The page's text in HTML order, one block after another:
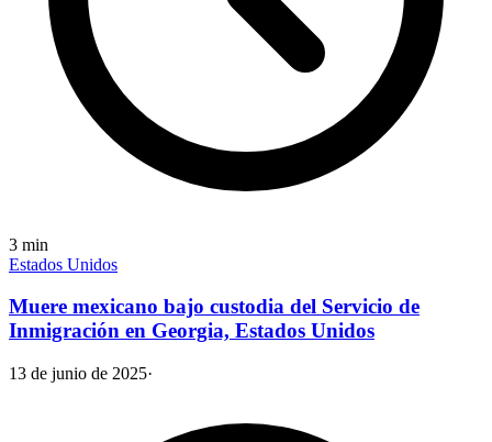
3 min
Estados Unidos
Muere mexicano bajo custodia del Servicio de
Inmigración en Georgia, Estados Unidos
13 de junio de 2025·